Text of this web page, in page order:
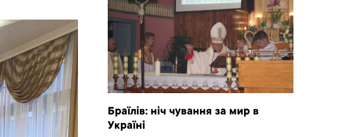
Браїлів: ніч чування за мир в
Україні